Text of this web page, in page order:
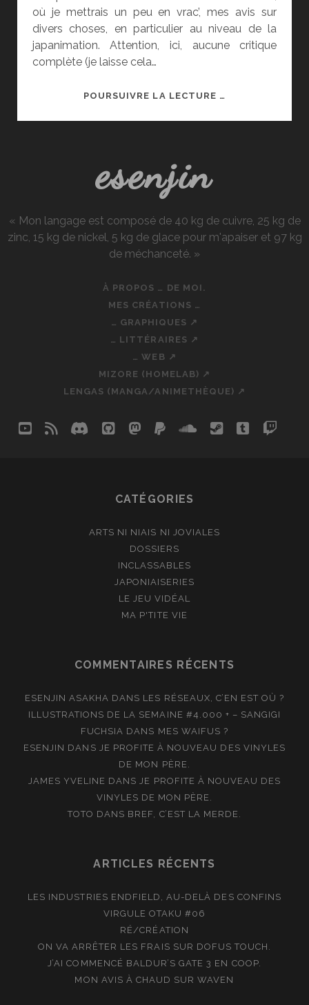
où je mettrais un peu en vrac’, mes avis sur
divers choses, en particulier au niveau de la
japanimation. Attention, ici, aucune critique
complète (je laisse cela…
POURSUIVRE LA LECTURE …
esenjin
« Mon langage est composé de 40 kg de cuivre, 25 kg de
zinc, 15 kg de nickel, 5 kg de glace pour m'apaiser et 97 kg
de méchanceté. »
À PROPOS … DE MOI.
MES CRÉATIONS …
… GRAPHIQUES ↗
… LITTÉRAIRES ↗
… WEB ↗
MIZORE (HOMELAB) ↗
LENGAS (MANGA/ANIMETHÈQUE) ↗
youtube
rss discord
githubmastodon
paypalsoundcloud
steamtumblr
CATÉGORIES
ARTS NI NIAIS NI JOVIALES
DOSSIERS
INCLASSABLES
JAPONIAISERIES
LE JEU VIDÉAL
MA P'TITE VIE
COMMENTAIRES RÉCENTS
ESENJIN ASAKHA DANS LES RÉSEAUX, C’EN EST OÙ ?
ILLUSTRATIONS DE LA SEMAINE #4.000 + – SANGIGI
FUCHSIA DANS MES WAIFUS ?
ESENJIN DANS JE PROFITE À NOUVEAU DES VINYLES
DE MON PÈRE.
JAMES YVELINE DANSJE PROFITE À NOUVEAU DES
VINYLES DE MON PÈRE.
TOTO DANS BREF, C’EST LA MERDE.
ARTICLES RÉCENTS
LES INDUSTRIES ENDFIELD, AU-DELÀ DES CONFINS
VIRGULE OTAKU #06
RÉ/CRÉATION
ON VA ARRÊTER LES FRAIS SUR DOFUS TOUCH.
J’AI COMMENCÉ BALDUR’S GATE 3 EN COOP.
MON AVIS À CHAUD SUR WAVEN